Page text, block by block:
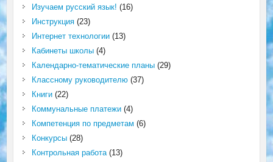
Изучаем русский язык! (16)
Инструкция(23)
Интернет технологии(13)
Кабинеты школы(4)
Календарно-тематические планы(29)
Классному руководителю(37)
Книги(22)
Коммунальные платежи(4)
Компетенция по предметам (6)
Конкурсы(28)
Контрольная работа(13)